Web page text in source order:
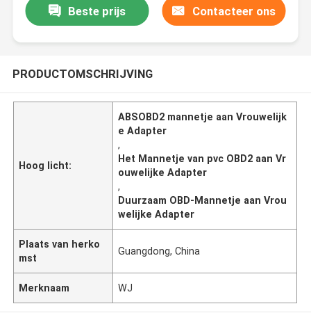
Beste prijs Contacteer ons
PRODUCTOMSCHRIJVING
Hoog licht:
ABSOBD2 mannetje aan Vrouwelijk
e Adapter
,
Het Mannetje van pvc OBD2 aan Vr
ouwelijke Adapter
,
Duurzaam OBD-Mannetje aan Vrou
welijke Adapter
Plaats van herko
mst
Guangdong, China
Merknaam WJ